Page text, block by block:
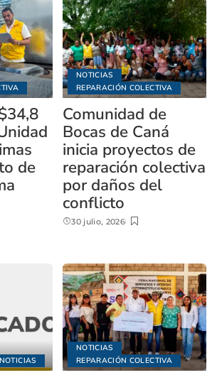
de
NOTICIAS
REPARACIÓN COLECTIVA
Comunidad de
Bocas de Caná
inicia proyectos de
reparación colectiva
por daños del
conflicto
30 julio, 2026
NOTICIAS
NOTICIAS
REPARACIÓN COLECTIVA